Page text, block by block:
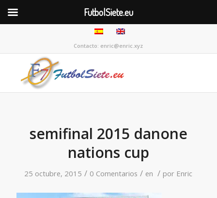
Contacto: enric@enric.xyz
semifinal 2015 danone
nations cup
25 octubre, 2015 / 0 Comentarios / en / por Enric
FutbolSiete.eu